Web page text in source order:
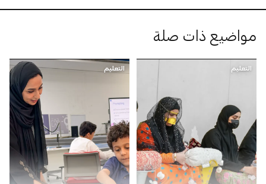
مواضيع ذات صلة
التعليم التعليم